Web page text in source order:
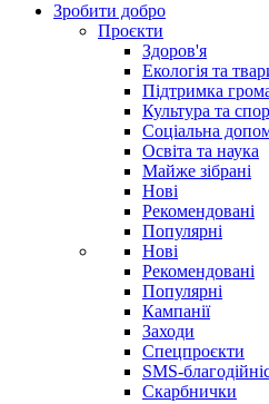
Зробити добро
Проєкти
Здоров'я
Екологія та
Підтримка
Культура та
Соціальна
Освіта та наука
Майже зібрані
Нові
Рекомендовані
Популярні
Нові
Рекомендовані
Популярні
Кампанії
Заходи
Спецпроєкти
SMS-
Скарбнички